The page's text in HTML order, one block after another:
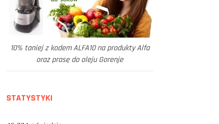
10% taniej z kodem ALFA10 na produkty Alfa
oraz prasę do oleju Gorenje
STATYSTYKI